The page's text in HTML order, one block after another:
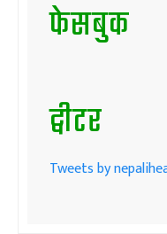
फेसबुक
ट्वीटर
Tweets by